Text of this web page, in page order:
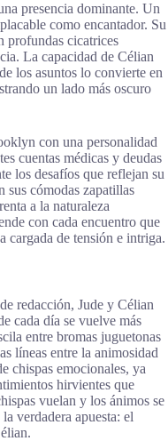
presencia dominante. Un
como encantador. Su
profundas cicatrices
La capacidad de Célian
los asuntos lo convierte en
un lado más oscuro
con una personalidad
cuentas médicas y deudas
los desafíos que reflejan su
sus cómodas zapatillas
a la naturaleza
con cada encuentro que
cargada de tensión e intriga.
redacción, Jude y Célian
cada día se vuelve más
entre bromas juguetonas
líneas entre la animosidad
chispas emocionales, ya
hirvientes que
vuelan y los ánimos se
verdadera apuesta: el